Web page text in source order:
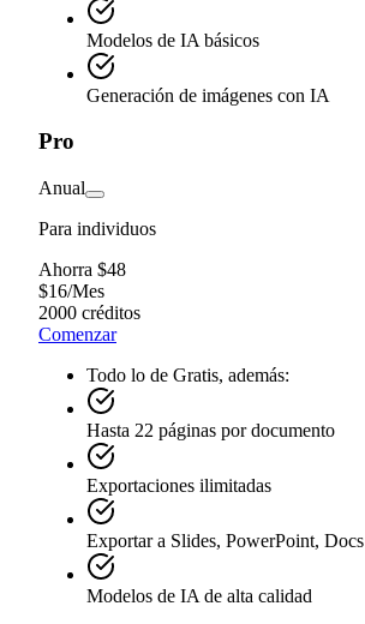
Modelos de IA básicos
Generación de imágenes con IA
Pro
Anual
Para individuos
Ahorra $48
$16/Mes
2000 créditos
Comenzar
Todo lo de Gratis, además:
Hasta 22 páginas por documento
Exportaciones ilimitadas
Exportar a Slides, PowerPoint, Docs
Modelos de IA de alta calidad